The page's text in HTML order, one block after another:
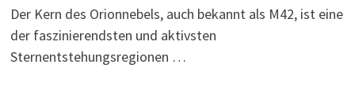
Der Kern des Orionnebels, auch bekannt als M42, ist eine
der faszinierendsten und aktivsten
Sternentstehungsregionen …